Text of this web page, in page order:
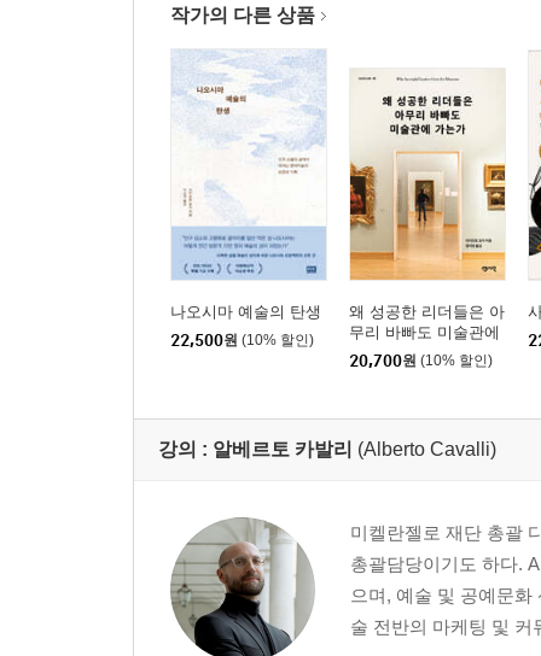
작가의 다른 상품
나오시마 예술의 탄생
22,500원 (10% 할인)
왜 성공한 리더들은 아
무리 바빠도 미술관에
가는가
20,700원 (10% 할인)
강의 : 알베르토 카발리 (Alberto Cavalli)
미켈란젤로 재단 총괄
총괄담당이기도 하다.
으며, 예술 및 공예문
술 전반의 마케팅 및 커